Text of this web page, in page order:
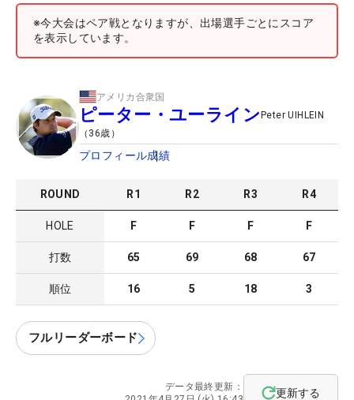
※今大会はペア戦となりますが、出場選手ごとにスコア
を表示しています。
アメリカ合衆国
ピーター・ユーライン Peter UIHLEIN
（ 36歳）
プロフィール成績
ROUND R1 R2 R3 R4
HOLE F F F F
打数 65 69 68 67
順位 16 5 18 3
フルリーダーボード
データ最終更新：
更新する